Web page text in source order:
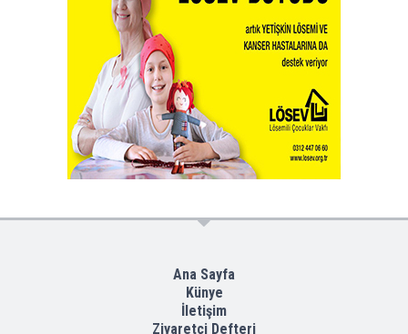
Ana Sayfa
Künye
İletişim
Ziyaretçi Defteri